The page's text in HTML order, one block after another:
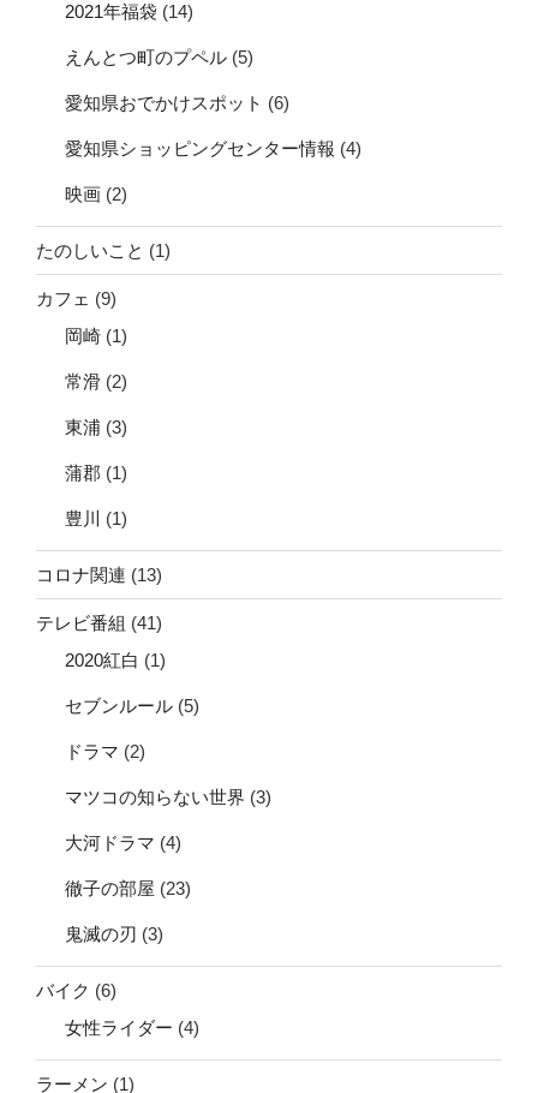
2021年福袋 (14)
えんとつ町のプペル (5)
愛知県おでかけスポット (6)
愛知県ショッピングセンター情報 (4)
映画 (2)
たのしいこと (1)
カフェ (9)
岡崎 (1)
常滑 (2)
東浦 (3)
蒲郡 (1)
豊川 (1)
コロナ関連 (13)
テレビ番組 (41)
2020紅白 (1)
セブンルール (5)
ドラマ (2)
マツコの知らない世界 (3)
大河ドラマ (4)
徹子の部屋 (23)
鬼滅の刃 (3)
バイク (6)
女性ライダー (4)
ラーメン (1)